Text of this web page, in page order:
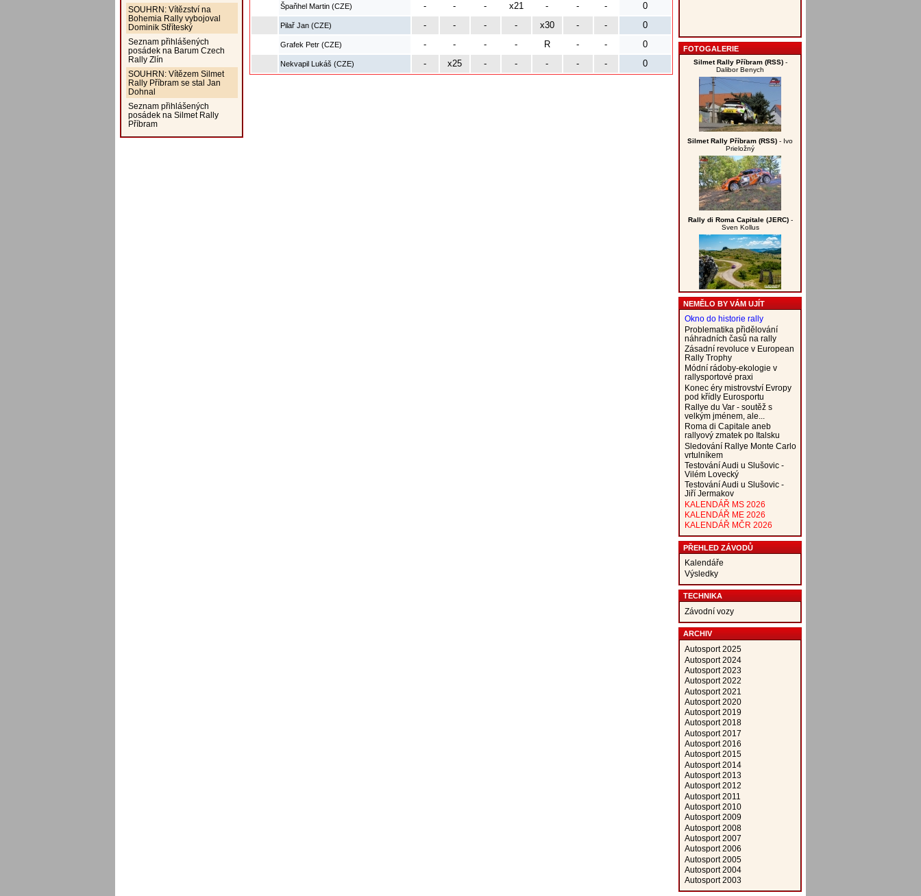
SOUHRN: Vítězství na
Bohemia Rally vybojoval
Dominik Stříteský
Seznam přihlášených
posádek na Barum Czech
Rally Zlín
SOUHRN: Vítězem Silmet
Rally Příbram se stal Jan
Dohnal
Seznam přihlášených
posádek na Silmet Rally
Příbram
Špaňhel Martin (CZE) - - - x21 - - - 0
Pilař Jan (CZE) - - - - x30 - - 0
Grafek Petr (CZE) - - - - R - - 0
Nekvapil Lukáš (CZE) - x25 - - - - - 0
FOTOGALERIE
Silmet Rally Příbram (RSS)-
Dalibor Benych
Silmet Rally Příbram (RSS) - Ivo
Prieložný
Rally di Roma Capitale (JERC)-
Sven Kollus
NEMĚLO BY VÁM UJÍT
Okno do historie rally
Problematika přidělování
náhradních časů na rally
Zásadní revoluce v European
Rally Trophy
Módní rádoby-ekologie v
rallysportové praxi
Konec éry mistrovství Evropy
pod křídly Eurosportu
Rallye du Var - soutěž s
velkým jménem, ale...
Roma di Capitale aneb
rallyový zmatek po Italsku
Sledování Rallye Monte Carlo
vrtulníkem
Testování Audi u Slušovic -
Vilém Lovecký
Testování Audi u Slušovic -
Jiří Jermakov
KALENDÁŘ MS 2026
KALENDÁŘ ME 2026
KALENDÁŘ MČR 2026
PŘEHLED ZÁVODŮ
Kalendáře
Výsledky
TECHNIKA
Závodní vozy
ARCHIV
Autosport 2025
Autosport 2024
Autosport 2023
Autosport 2022
Autosport 2021
Autosport 2020
Autosport 2019
Autosport 2018
Autosport 2017
Autosport 2016
Autosport 2015
Autosport 2014
Autosport 2013
Autosport 2012
Autosport 2011
Autosport 2010
Autosport 2009
Autosport 2008
Autosport 2007
Autosport 2006
Autosport 2005
Autosport 2004
Autosport 2003